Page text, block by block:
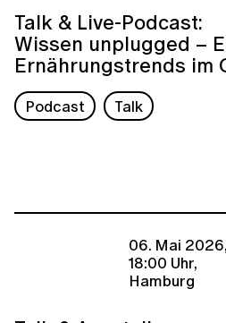
Talk & Live-Podcast:
Wissen unplugged –
Ernährungstrends im
Podcast Talk
06. Mai 2026,
18:00 Uhr,
Hamburg